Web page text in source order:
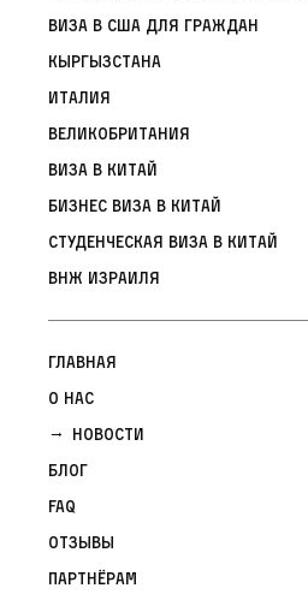
Виза в США для граждан
Кыргызстана
Италия
Великобритания
Виза в Китай
Бизнес виза в Китай
Студенческая виза в Китай
ВНЖ Израиля
Главная
О нас
Новости
Блог
FAQ
Отзывы
Партнёрам